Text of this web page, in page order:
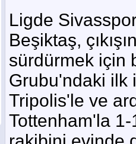
Ligde
Beşiktaş,
sürdürmek için
Grubu'ndaki ilk
Tripolis'le ve
Tottenham'la